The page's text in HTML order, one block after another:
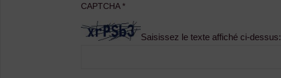
CAPTCHA*
Saisissez le texte affiché ci-dessus: